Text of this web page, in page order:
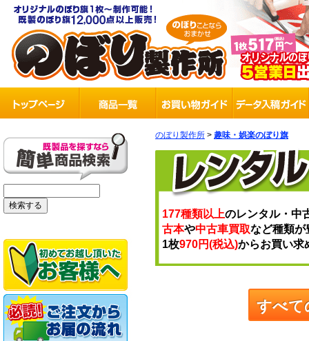
のぼり製作所 > 趣味・娯楽のぼり旗
177種類以上のレンタル・中
古本や中古車買取など種類が
1枚970円(税込)からお買い求
すべて